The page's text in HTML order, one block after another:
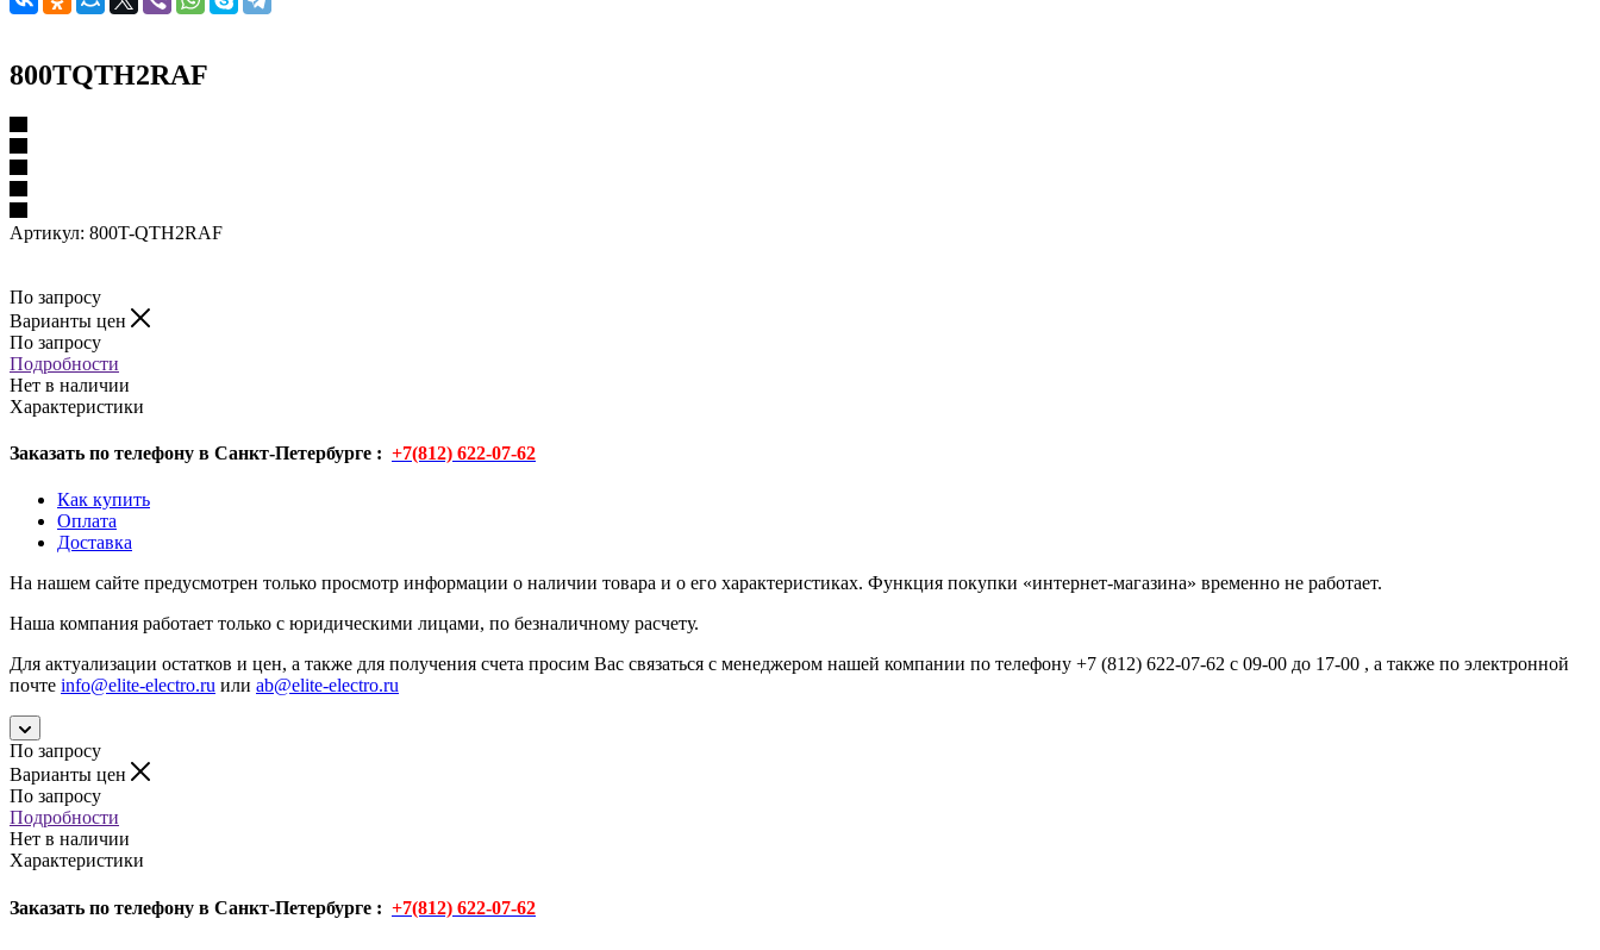
800TQTH2RAF
Артикул: 800T-QTH2RAF
По запросу
Варианты цен
По запросу
Подробности
Нет в наличии
Характеристики
Заказать по телефону в Санкт-Петербурге : +7(812) 622-07-62
Как купить
Оплата
Доставка
На нашем сайте предусмотрен только просмотр информации о наличии товара и о его характеристиках. Функция покупки «интернет-магазина» временно не работает.
Наша компания работает только с юридическими лицами, по безналичному расчету.
Для актуализации остатков и цен, а также для получения счета просим Вас связаться с менеджером нашей компании по телефону +7 (812) 622-07-62 с 09-00 до 17-00 , а также по электронной
почте info@elite-electro.ru или ab@elite-electro.ru
По запросу
Варианты цен
По запросу
Подробности
Нет в наличии
Характеристики
Заказать по телефону в Санкт-Петербурге : +7(812) 622-07-62